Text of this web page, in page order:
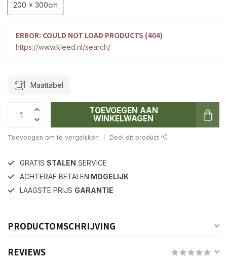
200 x 300cm
ERROR: COULD NOT LOAD PRODUCTS (404)
https://www.kleed.nl/search/
Maattabel
TOEVOEGEN AAN
WINKELWAGEN
Toevoegen om te vergelijken Deel dit product
GRATIS STALEN SERVICE
ACHTERAF BETALEN MOGELIJK
LAAGSTE PRIJS GARANTIE
PRODUCTOMSCHRIJVING
REVIEWS